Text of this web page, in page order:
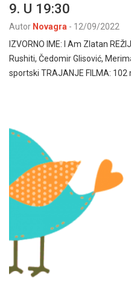
9. U 19:30
Autor Novagra - 12/09/2022
IZVORNO IME: I Am Zlatan
Rushiti, Čedomir Glisović,
sportski TRAJANJE FILMA: 102